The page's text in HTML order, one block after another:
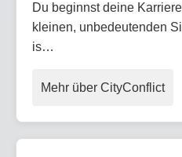
Du beginnst deine
kleinen, unbedeutenden
is…
Mehr über CityConflict